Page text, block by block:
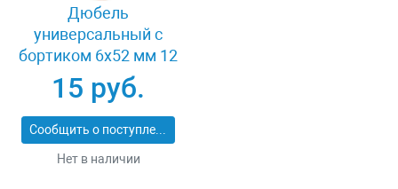
Дюбель
универсальный с
бортиком 6x52 мм 12
шт Зубр 4-301186-06-
052
15 руб.
Сообщить о поступлении
Нет в наличии